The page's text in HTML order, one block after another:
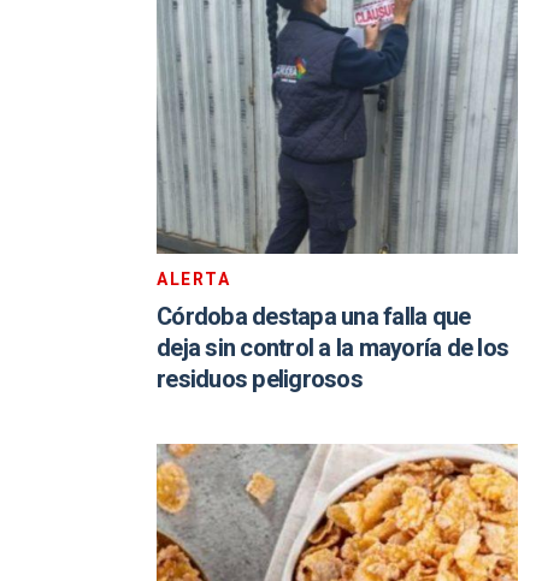
ALERTA
Córdoba destapa una falla que
deja sin control a la mayoría de los
residuos peligrosos